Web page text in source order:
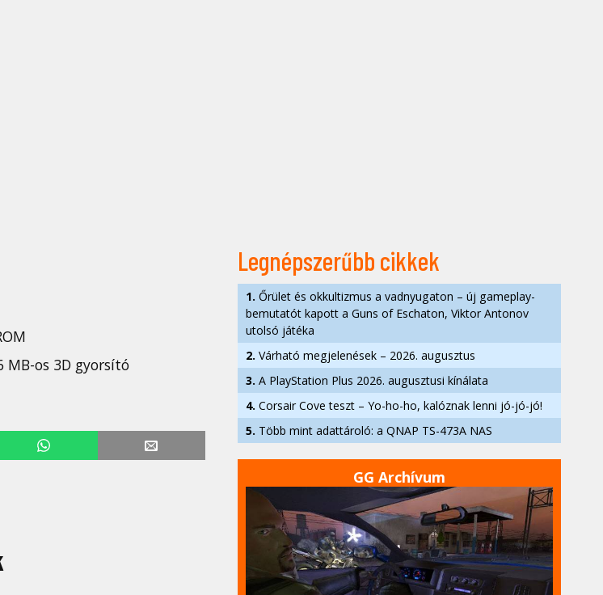
MB-os 3D gyorsító
Legnépszerűbb cikkek
1. Őrület és okkultizmus a vadnyugaton – új gameplay-
bemutatót kapott a Guns of Eschaton, Viktor Antonov
utolsó játéka
2. Várható megjelenések – 2026. augusztus
3. A PlayStation Plus 2026. augusztusi kínálata
4. Corsair Cove teszt – Yo-ho-ho, kalóznak lenni jó-jó-jó!
5. Több mint adattároló: a QNAP TS-473A NAS
GG Archívum